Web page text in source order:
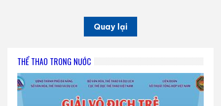
Quay lại
THỂ THAO TRONG NƯỚC